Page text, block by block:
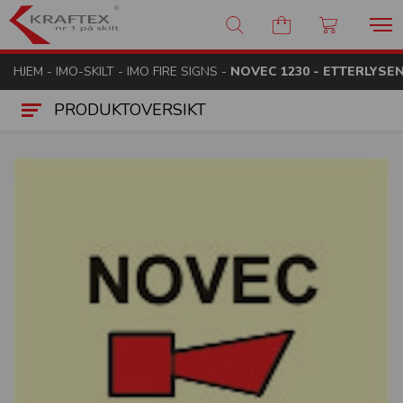
Kraftex - nr 1 på skilt
HJEM - IMO-SKILT - IMO FIRE SIGNS - NOVEC 1230 -
PRODUKTOVERSIKT